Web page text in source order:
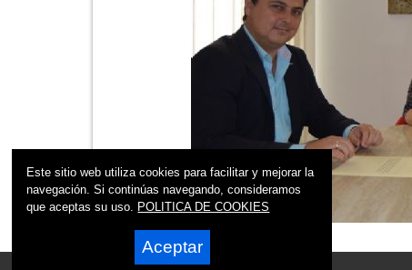
Este sitio web utiliza cookies para facilitar y mejorar la
navegación. Si continúas navegando, consideramos
que aceptas su uso. POLITICA DE COOKIES
Aceptar